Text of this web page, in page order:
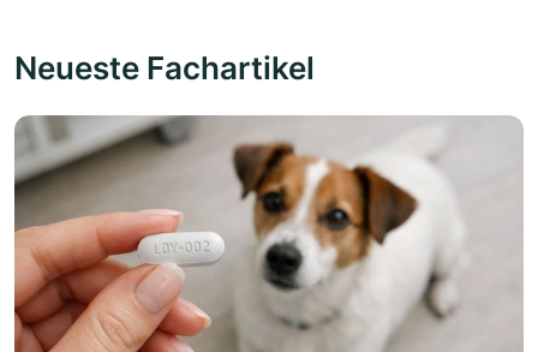
Neueste Fachartikel